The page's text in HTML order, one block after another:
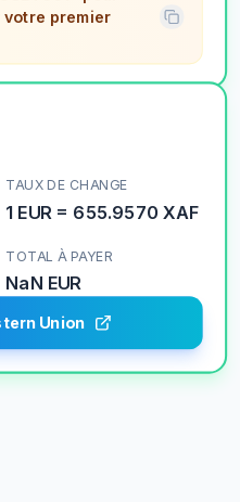
votre premier
TAUX DE CHANGE
1 EUR= 655.9570 XAF
TOTAL À PAYER
NaN EUR
Union